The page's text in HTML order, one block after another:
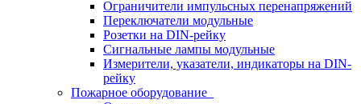
Ограничители импульсных перенапряжений
Переключатели модульные
Розетки на DIN-рейку
Сигнальные лампы модульные
Измерители, указатели, индикаторы на DIN-
рейку
Пожарное оборудование